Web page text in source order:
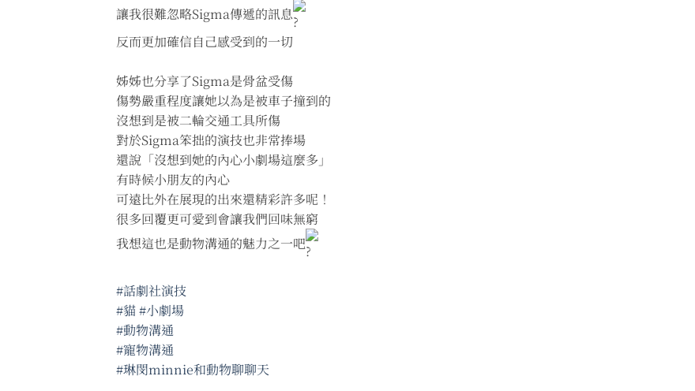
讓我很難忽略Sigma傳遞的訊息
反而更加確信自己感受到的一切
姊姊也分享了Sigma是骨盆受傷
傷勢嚴重程度讓她以為是被車子撞到的
沒想到是被二輪交通工具所傷
對於Sigma笨拙的演技也非常捧場
還說「沒想到她的內心小劇場這麼多」
有時候小朋友的內心
可遠比外在展現的出來還精彩許多呢！
很多回覆更可愛到會讓我們回味無窮
我想這也是動物溝通的魅力之一吧
#話劇社演技
#貓#小劇場
#動物溝通
#寵物溝通
#琳閔minnie和動物聊聊天